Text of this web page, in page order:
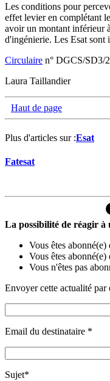
Les conditions pour
effet levier en complétant
avoir un montant inférieur
d'ingénierie. Les Esat sont
Circulaire n° DGCS/SD3/
Laura Taillandier
Haut de page
Plus d'articles sur :Esat
Fatesat
La possibilité de réagir à
Vous êtes
Vous êtes abonné(e)
Vous n'êtes pas
Envoyer cette actualité par
Email du destinataire *
Sujet*